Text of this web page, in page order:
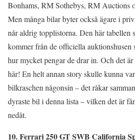
Bonhams, RM Sothebys, RM Auctions
Men många bilar byter också ägare i
når aldrig topplistorna. Den här tabellen
kommer från de officiella auktionshusen
hur mycket pengar de drar in. Och det
här! En helt annan story skulle kunna
bilkraschen någonsin – det råkar
dyraste bil i denna lista – vilken det är
nedåt.
10. Ferrari 250 GT SWB California